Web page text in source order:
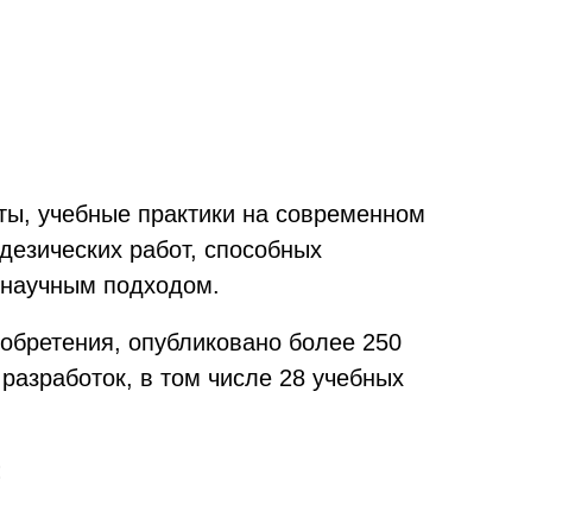
учебные практики на современном
работ, способных
научным подходом.
опубликовано более 250
в том числе 28 учебных